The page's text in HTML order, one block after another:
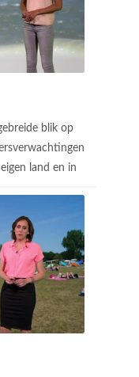
blik op
land en in